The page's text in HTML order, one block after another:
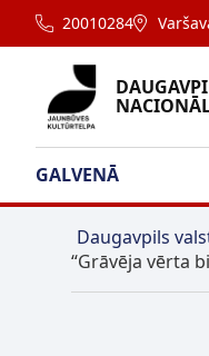
20010284
GALVENĀ
Daugavpils
“Grāvēja vērta